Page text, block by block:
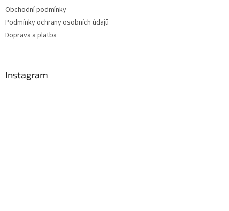
Obchodní podmínky
Podmínky ochrany osobních údajů
Doprava a platba
Instagram